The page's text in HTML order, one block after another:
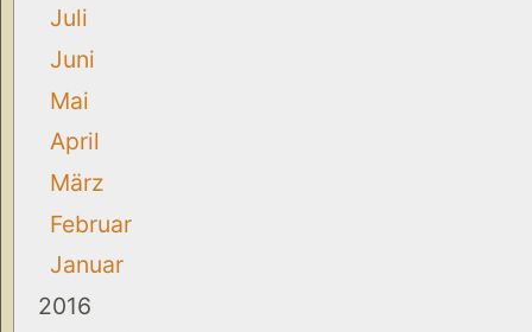
Juli
Juni
Mai
April
März
Februar
Januar
2016